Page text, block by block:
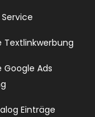
Service
Textlinkwerbung
Google Ads
Einträge